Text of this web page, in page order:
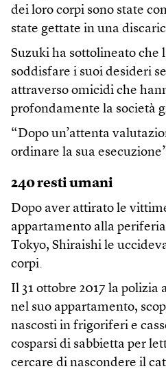
dei loro corpi sono state
state gettate in una
Suzuki ha sottolineato che
soddisfare i suoi desideri
attraverso omicidi che
profondamente la società
“Dopo un’attenta
ordinare la sua
240 resti umani
Dopo aver attirato le
appartamento alla
Tokyo, Shiraishi le
corpi.
Il 31 ottobre 2017 la
nel suo appartamento,
nascosti in frigoriferi e
cosparsi di sabbietta per
cercare di nascondere il